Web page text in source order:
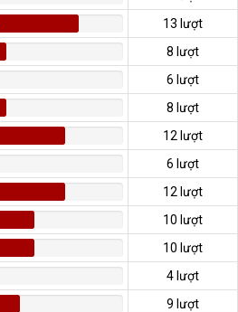
13 lượt
8 lượt
6 lượt
8 lượt
12 lượt
6 lượt
12 lượt
10 lượt
10 lượt
4 lượt
9 lượt